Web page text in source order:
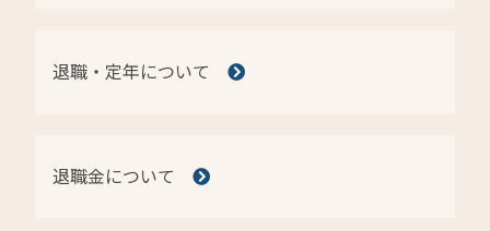
退職・定年について
退職金について